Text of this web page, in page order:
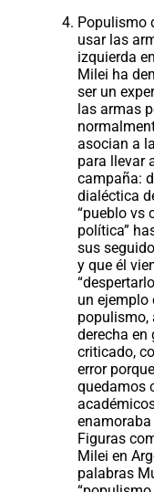
Populismo
usar las
izquierda
Milei ha
ser un
las armas
asocian a
para llevar
campaña:
dialéctica
“pueblo vs
política”
sus
y que él
un ejemplo
populismo,
derecha en
criticado,
error
quedamos
Figuras
Milei en
palabras